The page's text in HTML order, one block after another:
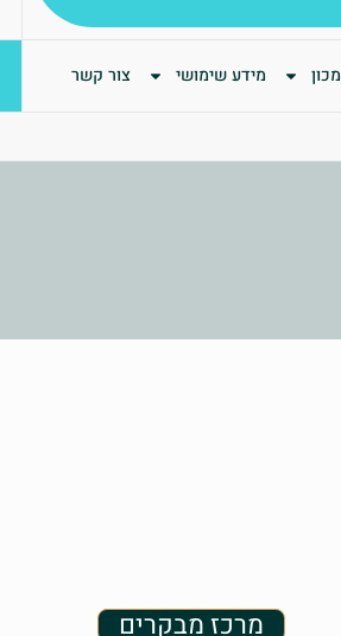
מידע שימושי צור קשר
מרכז מבקרים